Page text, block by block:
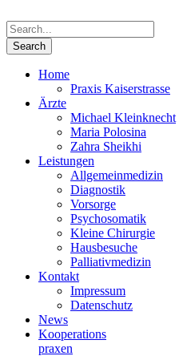
Home
Praxis Kaiserstrasse
Ärzte
Michael Kleinknecht
Maria Polosina
Zahra Sheikhi
Leistungen
Allgemeinmedizin
Diagnostik
Vorsorge
Psychosomatik
Kleine Chirurgie
Hausbesuche
Palliativmedizin
Kontakt
Impressum
Datenschutz
News
Kooperations­
praxen